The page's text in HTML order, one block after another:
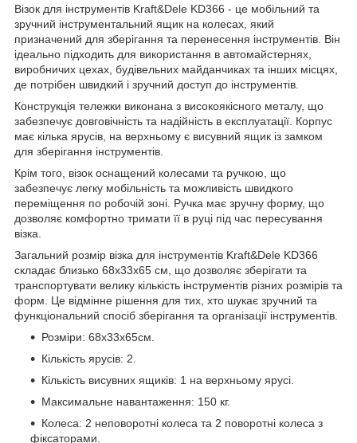
Візок для інструментів Kraft&Dele KD366 - це мобільний та
зручний інструментальний ящик на колесах, який
призначений для зберігання та перенесення інструментів. Він
ідеально підходить для використання в автомайстернях,
виробничих цехах, будівельних майданчиках та інших місцях,
де потрібен швидкий і зручний доступ до інструментів.
Конструкція тележки виконана з високоякісного металу, що
забезпечує довговічність та надійність в експлуатації. Корпус
має кілька ярусів, на верхньому є висувний ящик із замком
для зберігання інструментів.
Крім того, візок оснащений колесами та ручкою, що
забезпечує легку мобільність та можливість швидкого
переміщення по робочій зоні. Ручка має зручну форму, що
дозволяє комфортно тримати її в руці під час пересування
візка.
Загальний розмір візка для інструментів Kraft&Dele KD366
складає близько 68х33х65 см, що дозволяє зберігати та
транспортувати велику кількість інструментів різних розмірів та
форм. Це відмінне рішення для тих, хто шукає зручний та
функціональний спосіб зберігання та організації інструментів.
Розміри: 68х33х65см.
Кількість ярусів: 2.
Кількість висувних ящиків: 1 на верхньому ярусі.
Максимальне навантаження: 150 кг.
Колеса: 2 неповоротні колеса та 2 поворотні колеса з
фіксаторами.